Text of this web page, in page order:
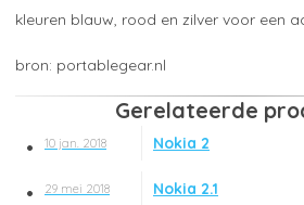
kleuren blauw, rood en zilver voor een
portablegear.nl
Gerelateerde
10 jan. 2018 Nokia 2
29 mei 2018 Nokia 2.1